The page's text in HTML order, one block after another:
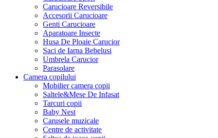
Carucioare Reversibile
Accesorii Carucioare
Genti Carucioare
Aparatoare Insecte
Husa De Ploaie Carucior
Saci de Iarna Bebelusi
Umbrela Carucior
Parasolare
Camera copilului
Mobilier camera copii
Saltele&Mese De Infasat
Tarcuri copii
Baby Nest
Carusele muzicale
Centre de activitate